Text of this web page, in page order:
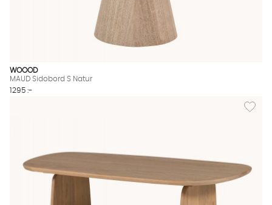
WOOOD
MAUD Sidobord S Natur
1295 :-
Lägg